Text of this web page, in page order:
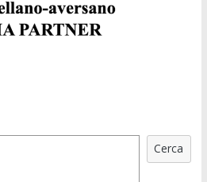
Cerca